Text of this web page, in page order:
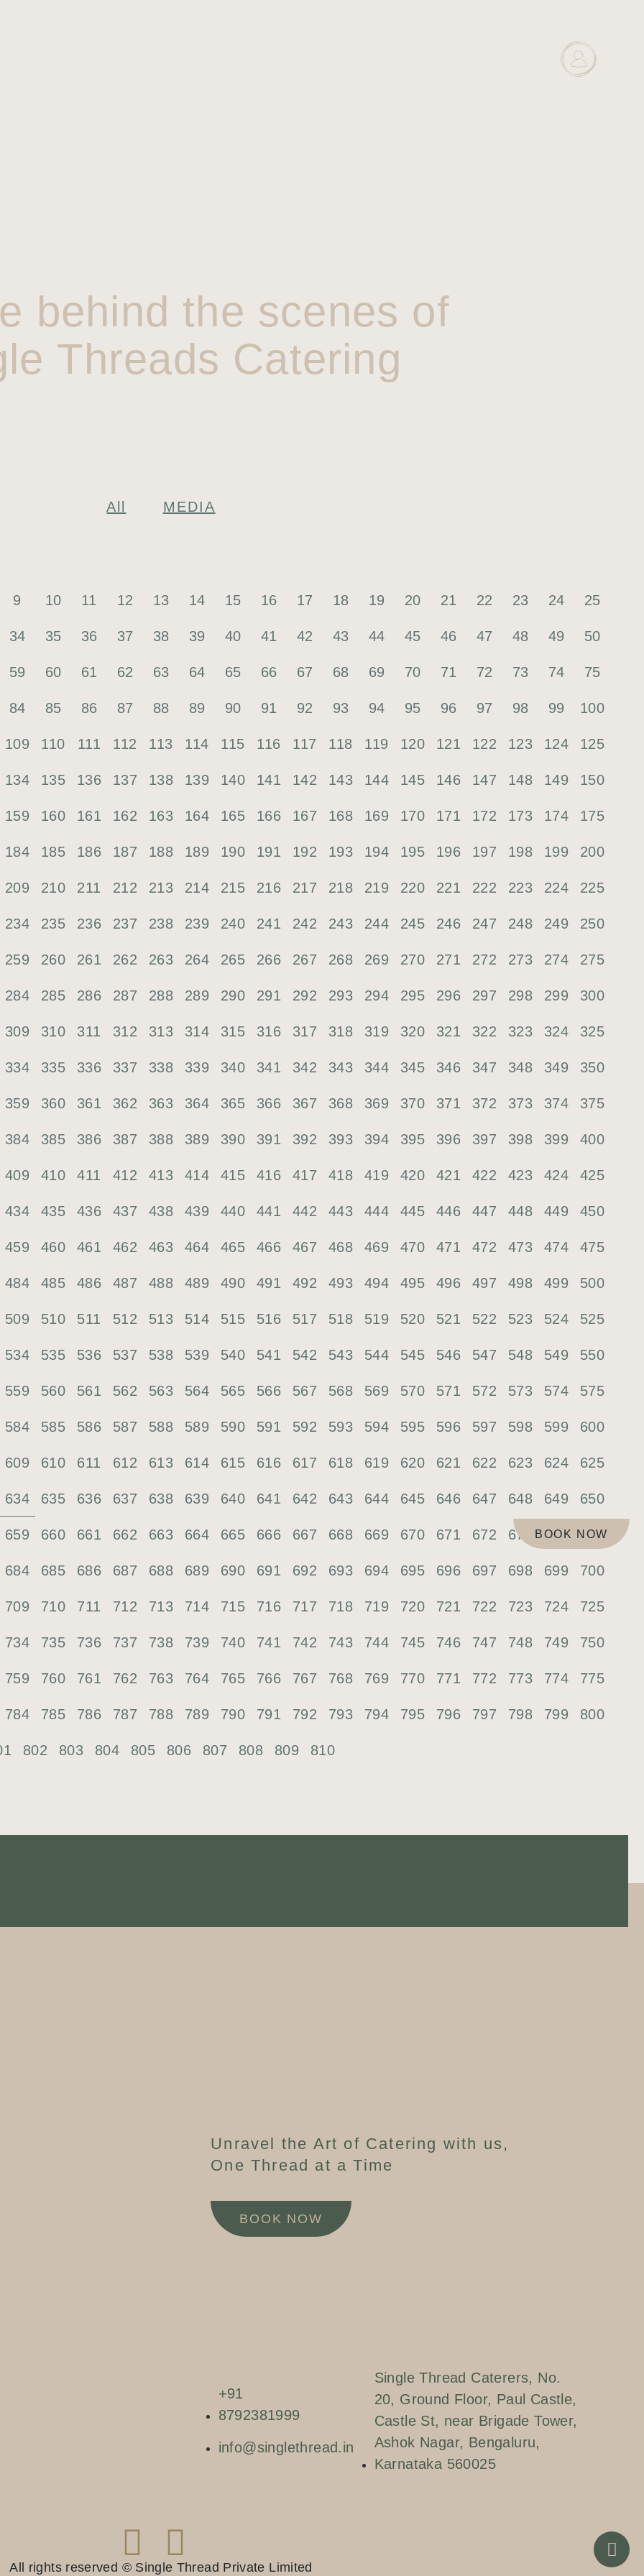
BOOK NOW
behind the scenes of
Threads Catering
All MEDIA
9 10 11 12 13 14 15 16 17 18 19 20 21 22 23 24 25
34 35 36 37 38 39 40 41 42 43 44 45 46 47 48 49 50
59 60 61 62 63 64 65 66 67 68 69 70 71 72 73 74 75
84 85 86 87 88 89 90 91 92 93 94 95 96 97 98 99 100
109 110 111 112 113 114 115 116 117 118 119 120 121 122 123 124 125
134 135 136 137 138 139 140 141 142 143 144 145 146 147 148 149 150
159 160 161 162 163 164 165 166 167 168 169 170 171 172 173 174 175
184 185 186 187 188 189 190 191 192 193 194 195 196 197 198 199 200
209 210 211 212 213 214 215 216 217 218 219 220 221 222 223 224 225
234 235 236 237 238 239 240 241 242 243 244 245 246 247 248 249 250
259 260 261 262 263 264 265 266 267 268 269 270 271 272 273 274 275
284 285 286 287 288 289 290 291 292 293 294 295 296 297 298 299 300
309 310 311 312 313 314 315 316 317 318 319 320 321 322 323 324 325
334 335 336 337 338 339 340 341 342 343 344 345 346 347 348 349 350
359 360 361 362 363 364 365 366 367 368 369 370 371 372 373 374 375
384 385 386 387 388 389 390 391 392 393 394 395 396 397 398 399 400
409 410 411 412 413 414 415 416 417 418 419 420 421 422 423 424 425
434 435 436 437 438 439 440 441 442 443 444 445 446 447 448 449 450
459 460 461 462 463 464 465 466 467 468 469 470 471 472 473 474 475
484 485 486 487 488 489 490 491 492 493 494 495 496 497 498 499 500
509 510 511 512 513 514 515 516 517 518 519 520 521 522 523 524 525
534 535 536 537 538 539 540 541 542 543 544 545 546 547 548 549 550
559 560 561 562 563 564 565 566 567 568 569 570 571 572 573 574 575
584 585 586 587 588 589 590 591 592 593 594 595 596 597 598 599 600
609 610 611 612 613 614 615 616 617 618 619 620 621 622 623 624 625
634 635 636 637 638 639 640 641 642 643 644 645 646 647 648 649 650
659 660 661 662 663 664 665 666 667 668 669 670 671 672 673 674 675
684 685 686 687 688 689 690 691 692 693 694 695 696 697 698 699 700
709 710 711 712 713 714 715 716 717 718 719 720 721 722 723 724 725
734 735 736 737 738 739 740 741 742 743 744 745 746 747 748 749 750
759 760 761 762 763 764 765 766 767 768 769 770 771 772 773 774 775
784 785 786 787 788 789 790 791 792 793 794 795 796 797 798 799 800
802 803 804 805 806 807 808 809 810
Unravel the Art of Catering with us,
One Thread at a Time
BOOK NOW
+91
8792381999
info@singlethread.in
Single Thread Caterers, No.
20, Ground Floor, Paul Castle,
Castle St, near Brigade Tower,
Ashok Nagar, Bengaluru,
Karnataka 560025
All rights reserved © Single Thread Private Limited